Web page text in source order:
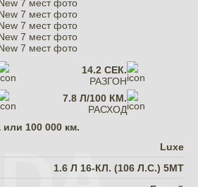
или 100 000 км.
Luxe
1.6 Л 16-КЛ. (106 Л.С.) 5МТ
14.2 СЕК.
РАЗГОН
7.8 Л/100 КМ.
РАСХОД